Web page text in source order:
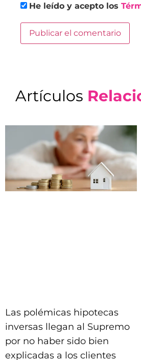
He leído y acepto los
Artículos
Las polémicas hipotecas
inversas llegan al Supremo
por no haber sido bien
explicadas a los clientes